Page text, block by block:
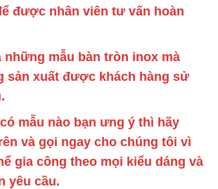
được nhân viên tư vấn hoàn
những mẫu bàn tròn inox mà
sản xuất được khách hàng sử
mẫu nào bạn ưng ý thì hãy
và gọi ngay cho chúng tôi vì
gia công theo mọi kiểu dáng và
yêu cầu.